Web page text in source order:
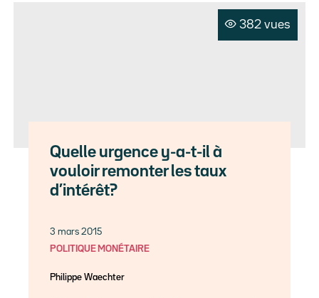
382 vues
Quelle urgence y-a-t-il à
vouloir remonter les taux
d’intérêt?
3 mars 2015
POLITIQUE MONÉTAIRE
Philippe Waechter